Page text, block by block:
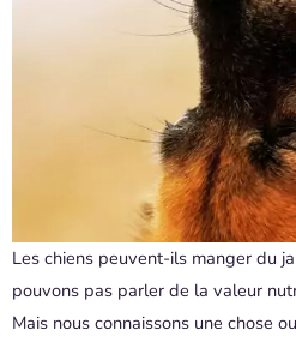
Les chiens peuvent-ils manger du
pouvons pas parler de la valeur
Mais nous connaissons une chose